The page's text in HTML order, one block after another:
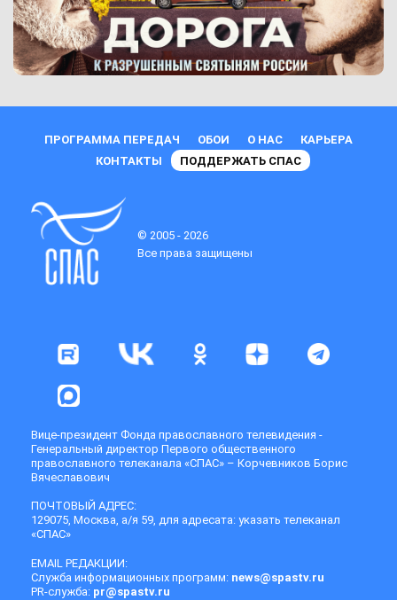
ПРОГРАММА ПЕРЕДАЧ ОБОИ О НАС
КАРЬЕРА
КОНТАКТЫ
ПОДДЕРЖАТЬ СПАС
© 2005 - 2026
Все права защищены
Вице-президент Фонда православного телевидения -
Генеральный директор Первого общественного
православного телеканала «СПАС» – Корчевников Борис
Вячеславович
ПОЧТОВЫЙ АДРЕС:
129075, Москва, а/я 59, для адресата: указать телеканал
«СПАС»
EMAIL РЕДАКЦИИ:
Служба информационных программ: news@spastv.ru
PR-служба: pr@spastv.ru